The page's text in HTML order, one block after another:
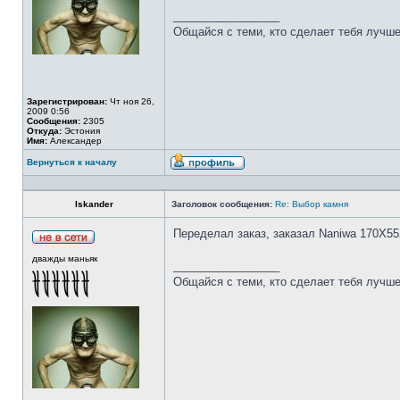
Зарегистрирован: Чт ноя 26,
2009 0:56
Сообщения: 2305
Откуда: Эстония
Имя: Александер
Общайся с теми, кто сделает тебя
Вернуться к началу
Iskander Заголовок сообщения: Re: Выбор камня
дважды маньяк
Переделал заказ, заказал Naniwa
Общайся с теми, кто сделает тебя